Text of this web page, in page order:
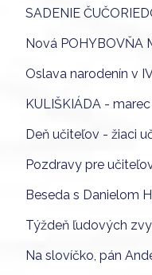
SADENIE
Nová POHYBOVŇA
Oslava narodenín v
KULIŠKIÁDA - marec
Deň učiteľov - žiaci
Pozdravy pre
Beseda s Danielom
Týždeň ľudových
Na slovíčko, pán